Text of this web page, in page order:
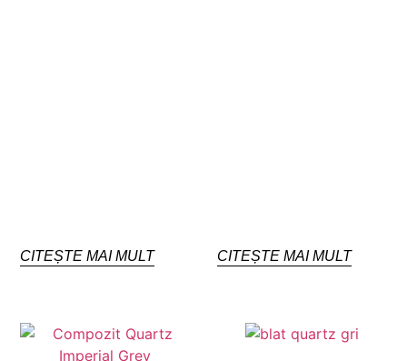
CITEȘTE MAI MULT CITEȘTE MAI MULT